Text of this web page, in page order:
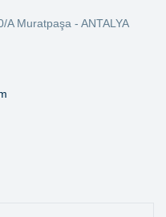
Muratpaşa - ANTALYA